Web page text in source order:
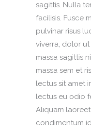
sagittis. Nulla
facilisis. Fusce
pulvinar risus
viverra, dolor
massa sagittis
massa sem et
lectus sit amet
lectus eu odio
Aliquam
condimentum